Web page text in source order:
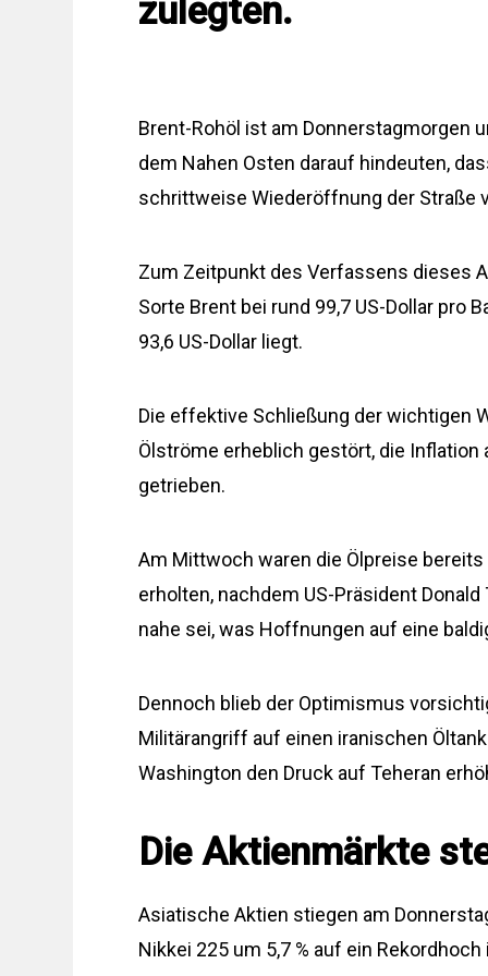
zulegten.
Brent-Rohöl ist am Donnerstagmorgen
dem Nahen Osten darauf hindeuten,
schrittweise Wiederöffnung der Straße
Zum Zeitpunkt des Verfassens dieses
Sorte Brent bei rund 99,7 US-Dollar pro
93,6 US-Dollar liegt.
Die effektive Schließung der wichtigen
Ölströme erheblich gestört, die
getrieben.
Am Mittwoch waren die Ölpreise
erholten, nachdem US-Präsident
nahe sei, was Hoffnungen auf eine
Dennoch blieb der Optimismus
Militärangriff auf einen iranischen
Washington den Druck auf Teheran
Die Aktienmärkte
Asiatische Aktien stiegen am
Nikkei 225 um 5,7 % auf ein